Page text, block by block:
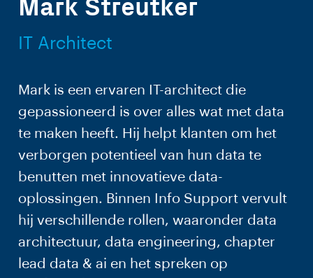
Mark Streutker
IT Architect
Mark is een ervaren IT-architect die
gepassioneerd is over alles wat met data
te maken heeft. Hij helpt klanten om het
verborgen potentieel van hun data te
benutten met innovatieve data-
oplossingen. Binnen Info Support vervult
hij verschillende rollen, waaronder data
architectuur, data engineering, chapter
lead data & ai en het spreken op